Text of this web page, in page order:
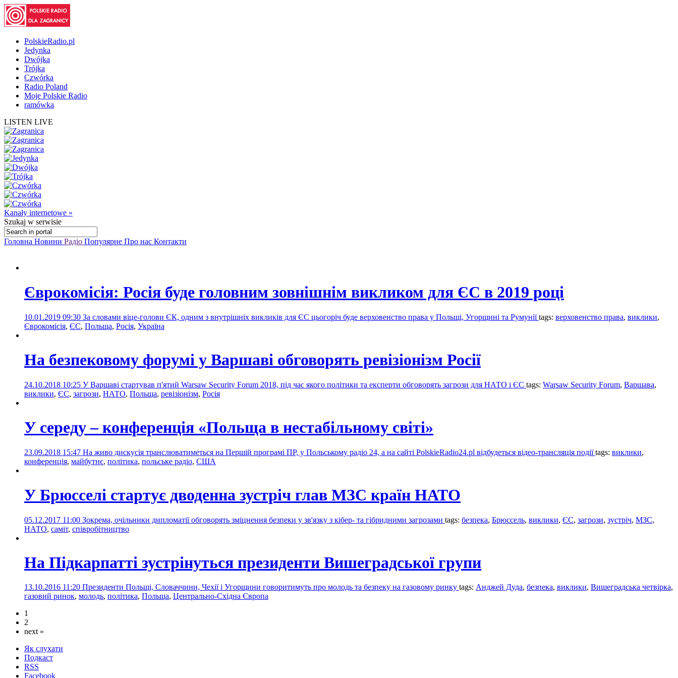
PolskieRadio.pl
Jedynka
Dwójka
Trójka
Czwórka
Radio Poland
Moje Polskie Radio
ramówka
LISTEN LIVE
Kanały internetowe »
Szukaj w serwisie
Головна Новини Радіо Популярне Про нас Контакти
Єврокомісія: Росія буде головним зовнішнім викликом для ЄС в 2019 році
10.01.2019 09:30 За словами віце-голови ЄК, одним з внутрішніх викликів для ЄС цьогоріч буде верховенство права у Польщі, Угорщині та Румуніїtags: верховенство права, виклики,
Єврокомісія, ЄС, Польща, Росія, Україна
На безпековому форумі у Варшаві обговорять ревізіонізм Росії
24.10.2018 10:25 У Варшаві стартував п'ятий Warsaw Security Forum 2018, під час якого політики та експерти обговорять загрози для НАТО і ЄС tags: Warsaw Security Forum, Варшава,
виклики, ЄС, загрози, НАТО, Польща, ревізіонізм, Росія
У середу – конференція «Польща в нестабільному світі»
23.09.2018 15:47 На живо дискусія транслюватиметься на Першій програмі ПР, у Польському радіо 24, а на сайті PolskieRadio24.pl відбудеться відео-трансляція подіїtags: виклики,
конференція, майбутнє, політика, польське радіо, США
У Брюсселі стартує дводенна зустріч глав МЗС країн НАТО
05.12.2017 11:00 Зокрема, очільники дипломатії обговорять зміцнення безпеки у зв'язку з кібер- та гібридними загрозами tags: безпека, Брюссель, виклики, ЄС, загрози, зустріч, МЗС,
НАТО, саміт, співробітництво
На Підкарпатті зустрінуться президенти Вишеградської групи
13.10.2016 11:20 Президенти Польщі, Словаччини, Чехії і Угорщини говоритимуть про молодь та безпеку на газовому ринку tags: Анджей Дуда, безпека, виклики, Вишеградська четвірка,
газовий ринок, молодь, політика, Польща, Центрально-Східна Європа
1
2
next »
Як слухати
Подкаст
RSS
Facebook